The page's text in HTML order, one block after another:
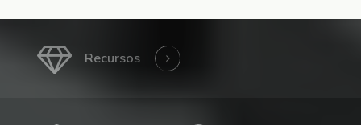
Recursos